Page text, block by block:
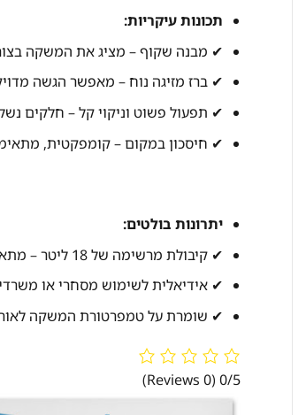
תכונות עיקריות:
✔ מבנה שקוף – מציג את המשקה
✔ ברז מזיגה נוח – מאפשר הגשה
✔ תפעול פשוט וניקוי קל – חלקים
✔ חיסכון במקום – קומפקטית,
יתרונות בולטים:
✔ קיבולת מרשימה של 18 ליטר – מתאימה לשירות רציף
✔ אידיאלית לשימוש מסחרי או
✔ שומרת על טמפרטורת המשקה
0/5
(0 Reviews)